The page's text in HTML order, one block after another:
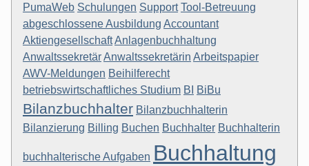
PumaWeb Schulungen Support Tool-Betreuung
abgeschlossene Ausbildung Accountant
AktiengesellschaftAnlagenbuchhaltung
AnwaltssekretärAnwaltssekretärin Arbeitspapier
AWV-Meldungen Beihilferecht
betriebswirtschaftliches Studium BI BiBu
Bilanzbuchhalter Bilanzbuchhalterin
Bilanzierung Billing Buchen Buchhalter Buchhalterin
buchhalterische Aufgaben Buchhaltung